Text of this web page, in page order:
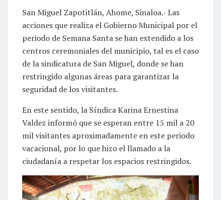
San Miguel Zapotitlán, Ahome, Sinaloa.- Las
acciones que realiza el Gobierno Municipal por el
periodo de Semana Santa se han extendido a los
centros ceremoniales del municipio, tal es el caso
de la sindicatura de San Miguel, donde se han
restringido algunas áreas para garantizar la
seguridad de los visitantes.
En este sentido, la Síndica Karina Ernestina
Valdez informó que se esperan entre 15 mil a 20
mil visitantes aproximadamente en este periodo
vacacional, por lo que hizo el llamado a la
ciudadanía a respetar los espacios restringidos.